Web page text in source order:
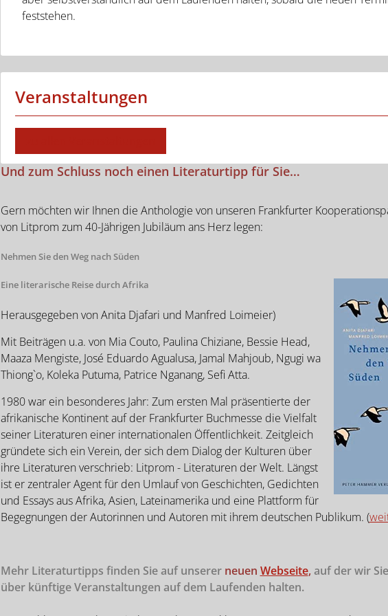
feststehen.
Veranstaltungen
Und zum Schluss noch einen Literaturtipp für Sie…
Gern möchten wir Ihnen die Anthologie von unseren Frankfurter
von Litprom zum 40-Jährigen Jubiläum ans Herz legen:
Nehmen Sie den Weg nach Süden
Eine literarische Reise durch Afrika
Herausgegeben von Anita Djafari und Manfred Loimeier)
Mit Beiträgen u.a. von Mia Couto, Paulina Chiziane, Bessie Head,
Maaza Mengiste, José Eduardo Agualusa, Jamal Mahjoub, Ngugi wa
Thiong`o, Koleka Putuma, Patrice Nganang, Sefi Atta.
1980 war ein besonderes Jahr: Zum ersten Mal präsentierte der
afrikanische Kontinent auf der Frankfurter Buchmesse die Vielfalt
seiner Literaturen einer internationalen Öffentlichkeit. Zeitgleich
gründete sich ein Verein, der sich dem Dialog der Kulturen über
ihre Literaturen verschrieb: Litprom - Literaturen der Welt. Längst
ist er zentraler Agent für den Umlauf von Geschichten, Gedichten
und Essays aus Afrika, Asien, Lateinamerika und eine Plattform für
Begegnungen der Autorinnen und Autoren mit ihrem deutschen Publikum. (
Mehr Literaturtipps finden Sie auf unserer neuen Webseite,auf der wir
über künftige Veranstaltungen auf dem Laufenden halten.